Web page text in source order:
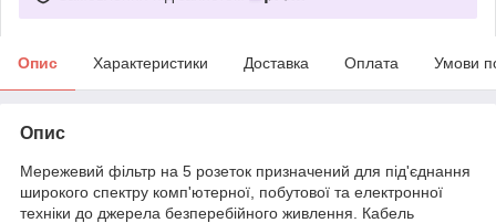
Опис Характеристики Доставка Оплата Умови
Опис
Мережевий фільтр на 5 розеток призначений для під'єднання
широкого спектру комп'ютерної, побутової та електронної
техніки до джерела безперебійного живлення. Кабель